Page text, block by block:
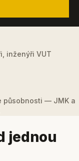
inženýři VUT
působnosti — JMK a
jednou